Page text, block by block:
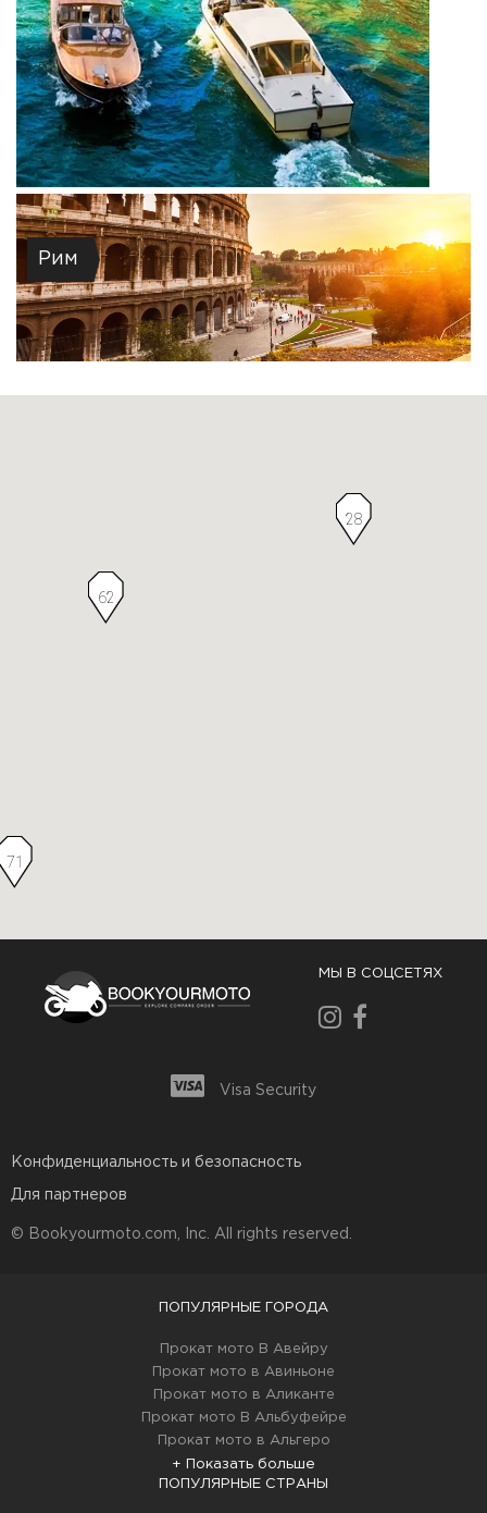
Рим
28
62
71
МЫ В СОЦСЕТЯХ
Visa Security
Конфиденциальность и безопасность
Для партнеров
© Bookyourmoto.com, Inc. All rights reserved.
ПОПУЛЯРНЫЕ ГОРОДА
Прокат мото В Авейру
Прокат мото в Авиньоне
Прокат мото в Аликанте
Прокат мото В Альбуфейре
Прокат мото в Альгеро
+ Показать больше
ПОПУЛЯРНЫЕ СТРАНЫ